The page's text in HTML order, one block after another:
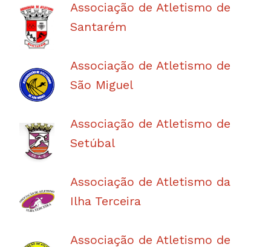
Associação de Atletismo de
Santarém
Associação de Atletismo de
São Miguel
Associação de Atletismo de
Setúbal
Associação de Atletismo da
Ilha Terceira
Associação de Atletismo de